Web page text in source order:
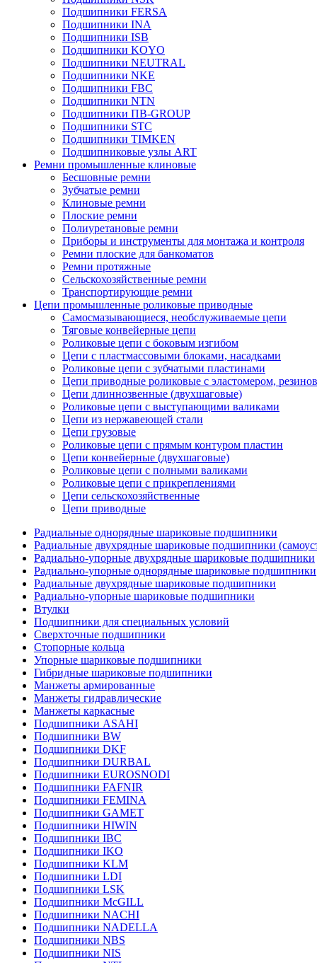
Подшипники FERSA
Подшипники INA
Подшипники ISB
Подшипники KOYO
Подшипники NEUTRAL
Подшипники NKE
Подшипники FBC
Подшипники NTN
Подшипники ПВ-GROUP
Подшипники STC
Подшипники TIMKEN
Подшипниковые узлы ART
Ремни промышленные клиновые
Бесшовные ремни
Зубчатые ремни
Клиновые ремни
Плоские ремни
Полиуретановые ремни
Приборы и инструменты для монтажа и контроля
Ремни плоские для банкоматов
Ремни протяжные
Сельскохозяйственные ремни
Транспортирующие ремни
Цепи промышленные роликовые приводные
Самосмазывающиеся, необслуживаемые цепи
Тяговые конвейерные цепи
Роликовые цепи с боковым изгибом
Цепи с пластмассовыми блоками, насадками
Роликовые цепи с зубчатыми пластинами
Цепи приводные роликовые с эластомером,
Цепи длиннозвенные (двухшаговые)
Роликовые цепи с выступающими валиками
Цепи из нержавеющей стали
Цепи грузовые
Роликовые цепи с прямым контуром пластин
Цепи конвейерные (двухшаговые)
Роликовые цепи с полными валиками
Роликовые цепи с прикреплениями
Цепи сельскохозяйственные
Цепи приводные
Радиальные однорядные шариковые подшипники
Радиальные двухрядные шариковые подшипники
Радиально-упорные двухрядные шариковые подшипники
Радиально-упорные однорядные шариковые подшипники
Радиальные двухрядные шариковые подшипники
Радиально-упорные шариковые подшипники
Втулки
Подшипники для специальных условий
Сверхточные подшипники
Стопорные кольца
Упорные шариковые подшипники
Гибридные шариковые подшипники
Манжеты армированные
Манжеты гидравлические
Манжеты каркасные
Подшипники ASAHI
Подшипники BW
Подшипники DKF
Подшипники DURBAL
Подшипники EUROSNODI
Подшипники FAFNIR
Подшипники FEMINA
Подшипники GAMET
Подшипники HIWIN
Подшипники IBC
Подшипники IKO
Подшипники KLM
Подшипники LDI
Подшипники LSK
Подшипники McGILL
Подшипники NACHI
Подшипники NADELLA
Подшипники NBS
Подшипники NIS